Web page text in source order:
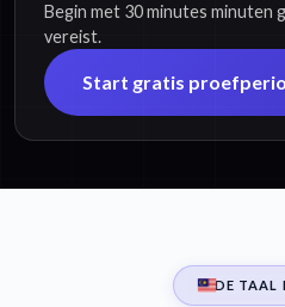
Begin met 30 minutes minuten
vereist.
Start gratis
DE TAAL